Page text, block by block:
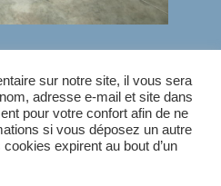
, INDUSTRIE
sur notre site, il vous sera
adresse e-mail et site dans
pour votre confort afin de ne
si vous déposez un autre
expirent au bout d’un